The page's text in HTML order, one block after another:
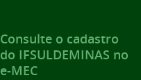
Consulte o cadastro
do IFSULDEMINAS no
e-MEC